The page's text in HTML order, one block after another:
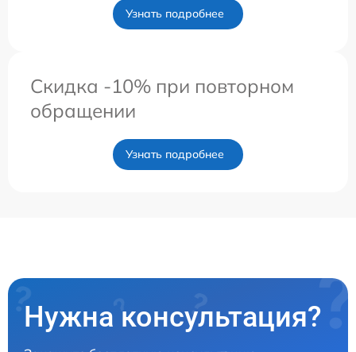
Узнать подробнее
Скидка -10% при повторном
обращении
Узнать подробнее
Нужна консультация?